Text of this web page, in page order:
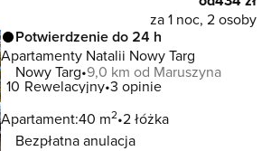
za 1 noc, 2 osoby
Potwierdzenie do 24 h
Apartamenty Natalii Nowy Targ
Nowy Targ 9,0 km od Maruszyna
10 Rewelacyjny 3 opinie
Apartament:40 m2 2 łóżka
Bezpłatna anulacja